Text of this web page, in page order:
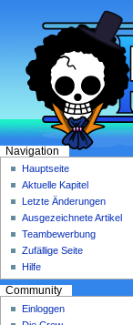
Navigation
Hauptseite
Aktuelle Kapitel
Letzte Änderungen
Ausgezeichnete Artikel
Teambewerbung
Zufällige Seite
Hilfe
Community
Einloggen